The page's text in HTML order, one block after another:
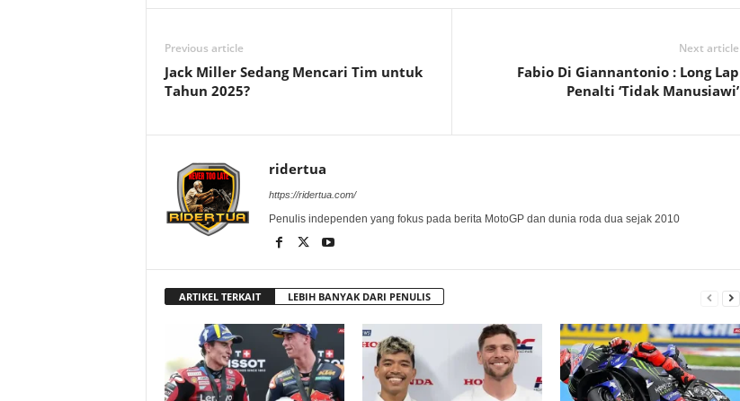
Previous article
Jack Miller Sedang Mencari Tim untuk
Tahun 2025?
Next article
Fabio Di Giannantonio : Long Lap
Penalti ‘Tidak Manusiawi’
ridertua
https://ridertua.com/
Penulis independen yang fokus pada berita MotoGP dan dunia roda dua sejak 2010
ARTIKEL TERKAIT LEBIH BANYAK DARI PENULIS